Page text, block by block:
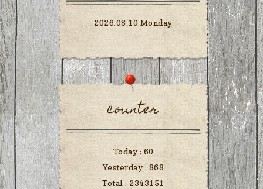
2026.08.10 Monday
counter
Today : 60
Yesterday : 868
Total : 2343151